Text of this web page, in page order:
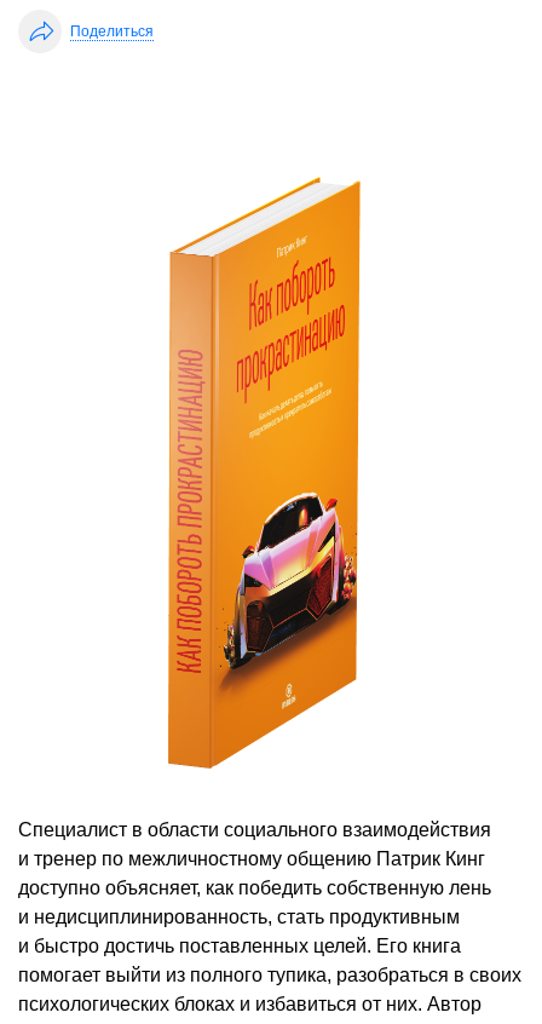
Поделиться
Специалист в области социального взаимодействия
и тренер по межличностному общению Патрик Кинг
доступно объясняет, как победить собственную лень
и недисциплинированность, стать продуктивным
и быстро достичь поставленных целей. Его книга
помогает выйти из полного тупика, разобраться в своих
психологических блоках и избавиться от них. Автор